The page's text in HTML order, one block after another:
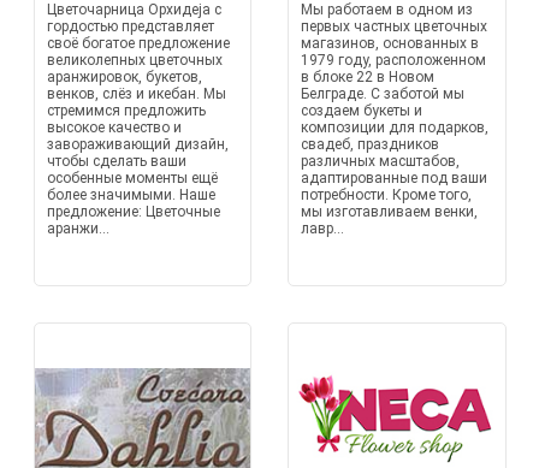
Цветочарница Орхидеја с
гордостью представляет
своё богатое предложение
великолепных цветочных
аранжировок, букетов,
венков, слёз и икебан. Мы
стремимся предложить
высокое качество и
завораживающий дизайн,
чтобы сделать ваши
особенные моменты ещё
более значимыми. Наше
предложение: Цветочные
аранжи...
Мы работаем в одном из
первых частных цветочных
магазинов, основанных в
1979 году, расположенном
в блоке 22 в Новом
Белграде. С заботой мы
создаем букеты и
композиции для подарков,
свадеб, праздников
различных масштабов,
адаптированные под ваши
потребности. Кроме того,
мы изготавливаем венки,
лавр...